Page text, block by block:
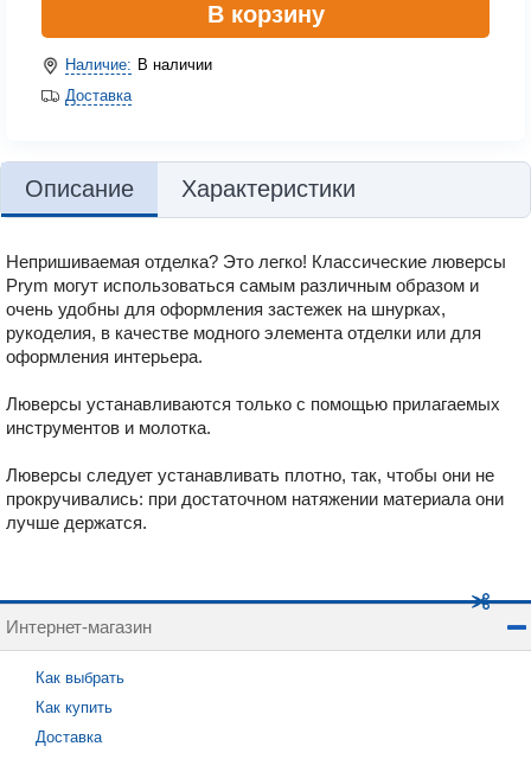
В корзину
Наличие: В наличии
Доставка
Описание Характеристики
Непришиваемая отделка? Это легко! Классические люверсы
Prym могут использоваться самым различным образом и
очень удобны для оформления застежек на шнурках,
рукоделия, в качестве модного элемента отделки или для
оформления интерьера.
Люверсы устанавливаются только с помощью прилагаемых
инструментов и молотка.
Люверсы следует устанавливать плотно, так, чтобы они не
прокручивались: при достаточном натяжении материала они
лучше держатся.
Интернет-магазин
Как выбрать
Как купить
Доставка